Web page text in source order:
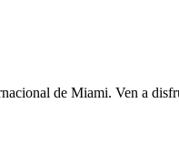
de Miami. Ven a